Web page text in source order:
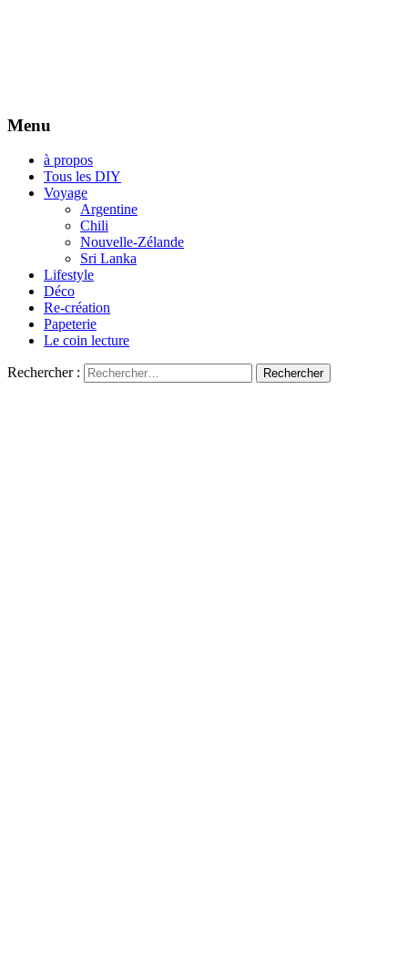
Menu
à propos
Tous les DIY
Voyage
Argentine
Chili
Nouvelle-Zélande
Sri Lanka
Lifestyle
Déco
Re-création
Papeterie
Le coin lecture
Rechercher :